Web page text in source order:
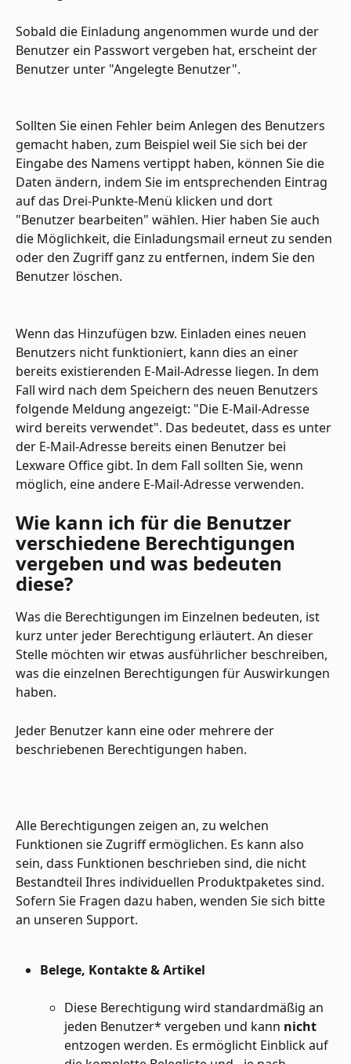
Sobald die Einladung angenommen wurde und der
Benutzer ein Passwort vergeben hat, erscheint der
Benutzer unter "Angelegte Benutzer".
Sollten Sie einen Fehler beim Anlegen des Benutzers
gemacht haben, zum Beispiel weil Sie sich bei der
Eingabe des Namens vertippt haben, können Sie die
Daten ändern, indem Sie im entsprechenden Eintrag
auf das Drei-Punkte-Menü klicken und dort
"Benutzer bearbeiten" wählen. Hier haben Sie auch
die Möglichkeit, die Einladungsmail erneut zu senden
oder den Zugriff ganz zu entfernen, indem Sie den
Benutzer löschen.
Wenn das Hinzufügen bzw. Einladen eines neuen
Benutzers nicht funktioniert, kann dies an einer
bereits existierenden E-Mail-Adresse liegen. In dem
Fall wird nach dem Speichern des neuen Benutzers
folgende Meldung angezeigt: "Die E-Mail-Adresse
wird bereits verwendet". Das bedeutet, dass es unter
der E-Mail-Adresse bereits einen Benutzer bei
Lexware Office gibt. In dem Fall sollten Sie, wenn
möglich, eine andere E-Mail-Adresse verwenden.
Wie kann ich für die Benutzer
verschiedene Berechtigungen
vergeben und was bedeuten
diese?
Was die Berechtigungen im Einzelnen bedeuten, ist
kurz unter jeder Berechtigung erläutert. An dieser
Stelle möchten wir etwas ausführlicher beschreiben,
was die einzelnen Berechtigungen für Auswirkungen
haben.
Jeder Benutzer kann eine oder mehrere der
beschriebenen Berechtigungen haben.
Alle Berechtigungen zeigen an, zu welchen
Funktionen sie Zugriff ermöglichen. Es kann also
sein, dass Funktionen beschrieben sind, die nicht
Bestandteil Ihres individuellen Produktpaketes sind.
Sofern Sie Fragen dazu haben, wenden Sie sich bitte
an unseren Support.
Belege, Kontakte & Artikel
Diese Berechtigung wird standardmäßig an
jeden Benutzer* vergeben und kann nicht
entzogen werden. Es ermöglicht Einblick auf